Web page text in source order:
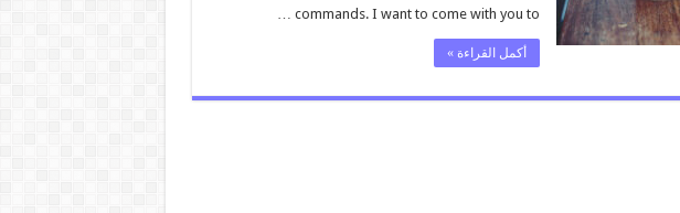
commands. I want to come with you to …
أكمل القراءة »